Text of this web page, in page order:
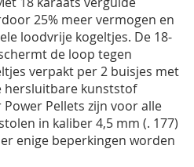
25% meer vermogen en
loodvrije kogeltjes. De 18-
de loop tegen
verpakt per 2 buisjes met
hersluitbare kunststof
Pellets zijn voor alle
in kaliber 4,5 mm (. 177)
enige beperkingen worden